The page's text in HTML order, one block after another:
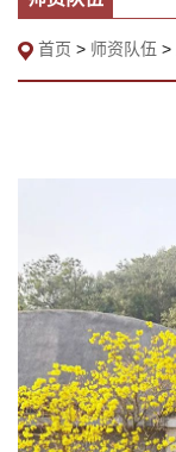
首页 > 师资队伍 >